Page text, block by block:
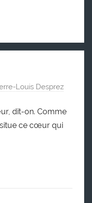
Louis Desprez
dit-on. Comme
ce cœur qui